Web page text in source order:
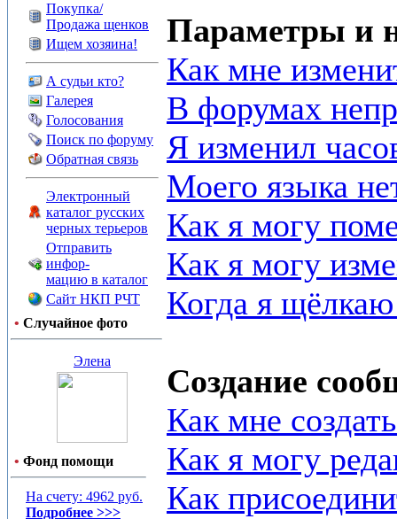
Покупка/
Продажа щенков
Ищем хозяина!
А судьи кто?
Галерея
Голосования
Поиск по форуму
Обратная связь
Электронный
каталог русских
черных терьеров
Отправить
инфор-
мацию в каталог
Сайт НКП РЧТ
• Случайное фото
Элена
• Фонд помощи
На счету: 4962 руб.
Подробнее >>>
Параметры и
Как мне
В форумах
Я изменил
Моего языка
Как я могу
Как я могу
Когда я
Создание
Как мне
Как я могу
Как